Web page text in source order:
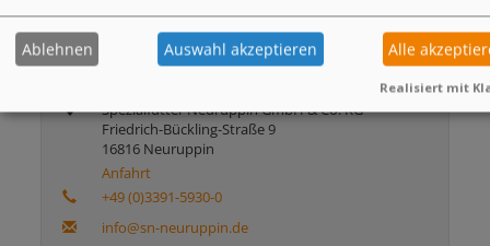
Kontakt
Spezialfutter Neuruppin GmbH & Co. KG
Friedrich-Bückling-Straße 9
16816 Neuruppin
Anfahrt
+49 (0)3391-5930-0
info@sn-neuruppin.de
Ablehnen Auswahl akzeptieren Alle
Realisiert mit